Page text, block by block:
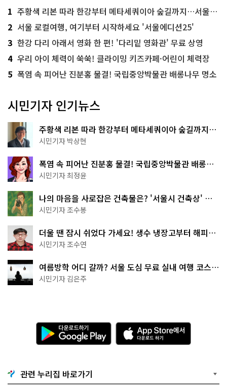
1 주황색 리본 따라 한강부터 메타세쿼이아 숲길까지…서울둘레길 15코스
2 서울 로컬여행, 여기부터 시작하세요 '서울에디션25'
3 한강 다리 아래서 영화 한 편! '다리밑 영화관' 무료 상영
4 우리 아이 체력이 쑥쑥! 클라이밍 키즈카페·어린이 체력장
5 폭염 속 피어난 진분홍 물결! 국립중앙박물관 배롱나무 명소
시민기자 인기뉴스
주황색 리본 따라 한강부터 메타세쿼이아 숲길까지…
서울둘레길 15코스
시민기자 박상현
폭염 속 피어난 진분홍 물결! 국립중앙박물관 배롱나
무 명소
시민기자 최정윤
나의 마음을 사로잡은 건축물은? '서울시 건축상' 수
상작 공개!
시민기자 조수봉
더울 땐 잠시 쉬었다 가세요! 생수 냉장고부터 해피소
·무더위쉼터까지
시민기자 조수연
여름방학 어디 갈까? 서울 도심 무료 실내 여행 코스
추천
시민기자 김은주
다
운
로
기
G
A
p
p
관련 누리집 바로가기